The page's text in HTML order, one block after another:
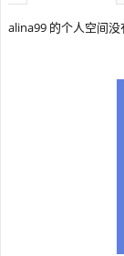
alina99 的个人空间没